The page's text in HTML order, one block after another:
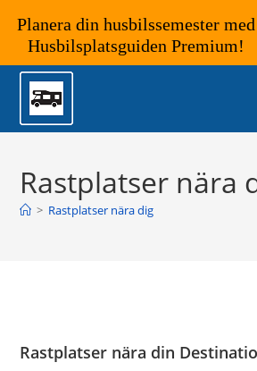
Hoppa
innehållet
Rastplatser nära
> Rastplatser nära dig
Rastplatser nära din
Planera din husbilssemester med
Husbilsplatsguiden Premium!